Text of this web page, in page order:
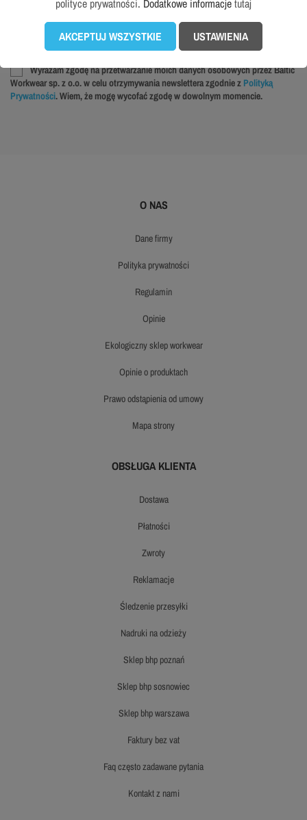
Najlepszy newsletter o tematyce WORKWEAR. Żadnego spamu. Zapisz się bo
warto!
Wyrażam zgodę na przetwarzanie moich danych osobowych przez Baltic
Workwear sp. z o.o. w celu otrzymywania newslettera zgodnie z Polityką
Prywatności. Wiem, że mogę wycofać zgodę w dowolnym momencie.
O NAS
dane firmy
polityka prywatności
regulamin
opinie
ekologiczny sklep workwear
opinie o produktach
prawo odstąpienia od umowy
mapa strony
OBSŁUGA KLIENTA
dostawa
płatności
zwroty
reklamacje
śledzenie przesyłki
nadruki na odzieży
sklep bhp poznań
sklep bhp sosnowiec
sklep bhp warszawa
faktury bez vat
faq często zadawane pytania
kontakt z nami
polityce prywatności. Dodatkowe informacjetutaj
AKCEPTUJ WSZYSTKIE USTAWIENIA